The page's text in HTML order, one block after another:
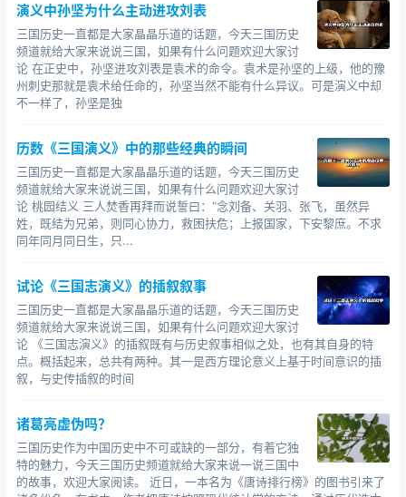
演义中孙坚为什么主动进攻刘表
三国历史一直都是大家晶晶乐道的话题，今天三国历史
频道就给大家来说说三国，如果有什么问题欢迎大家讨
论 在正史中，孙坚进攻刘表是袁术的命令。袁术是孙坚的上级，他的豫
州刺史那就是袁术给任命的，孙坚当然不能有什么异议。可是演义中却
不一样了，孙坚是独
历数《三国演义》中的那些经典的瞬间
三国历史一直都是大家晶晶乐道的话题，今天三国历史
频道就给大家来说说三国，如果有什么问题欢迎大家讨
论 桃园结义 三人焚香再拜而说誓曰：“念刘备、关羽、张飞，虽然异
姓，既结为兄弟，则同心协力，救困扶危；上报国家，下安黎庶。不求
同年同月同日生，只...
试论《三国志演义》的插叙叙事
三国历史一直都是大家晶晶乐道的话题，今天三国历史
频道就给大家来说说三国，如果有什么问题欢迎大家讨
论 《三国志演义》的插叙既有与历史叙事相似之处，也有其自身的特
点。概括起来，总共有两种。其一是西方理论意义上基于时间意识的插
叙，与史传插叙的时间
诸葛亮虚伪吗？
三国历史作为中国历史中不可或缺的一部分，有着它独
特的魅力，今天三国历史频道就给大家来说一说三国中
的故事，欢迎大家阅读。 近日，一本名为《唐诗排行榜》的图书引来了